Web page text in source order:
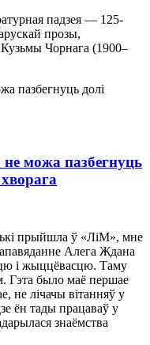
падзея — 125-
прозы,
Кузьмы Чорнага (1900–
можа пазбегнуць
прыйшла ў «ЛіМ», мне
Алега Ждана
і жыццёвасцю. Таму
Гэта было маё першае
не лічачы вітанняў у
ён тады працаваў у
знаёмства